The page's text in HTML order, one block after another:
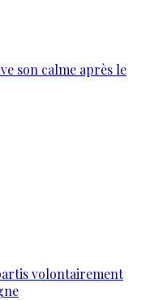
son calme après le
volontairement